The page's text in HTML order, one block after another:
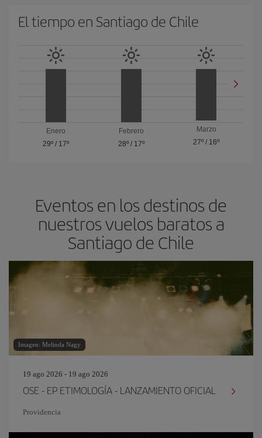
El tiempo en Santiago de Chile
Enero
29º/ 17º
Febrero
28º/ 17º
Marzo
27º / 16º
Eventos en los destinos de
nuestros vuelos baratos a
Santiago de Chile
Imagen: Melinda Nagy
19 ago 2026 - 19 ago 2026
OSE - EP ETIMOLOGÍA - LANZAMIENTO OFICIAL
Providencia